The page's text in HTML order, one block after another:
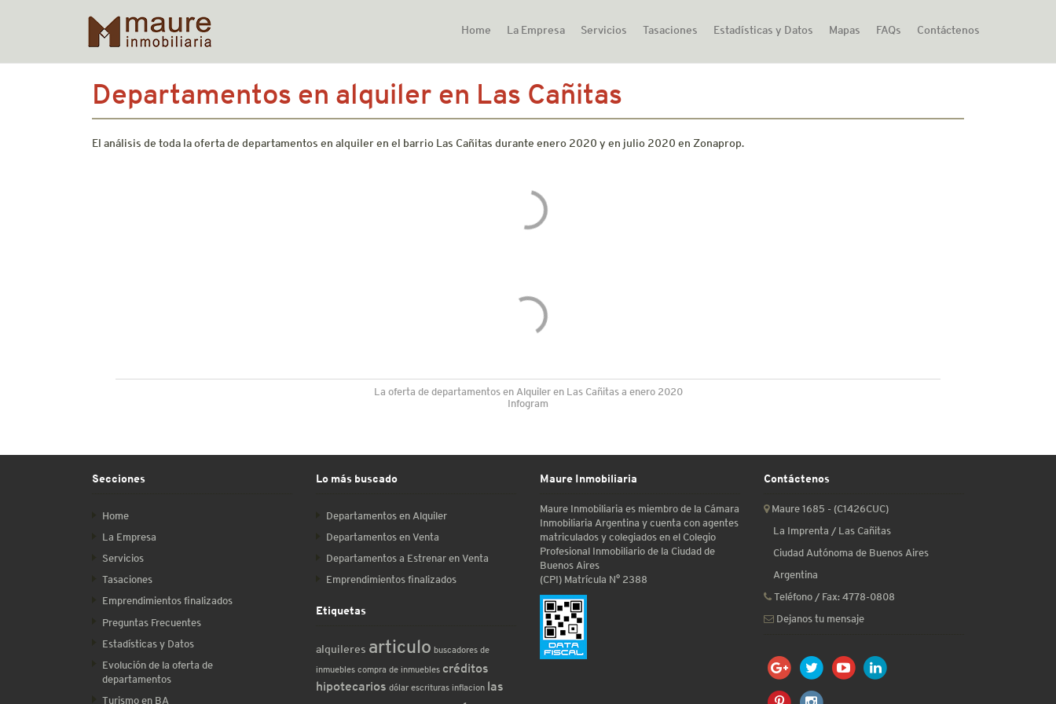
Home La Empresa Servicios Tasaciones Estadísticas y Datos Mapas FAQs Contáctenos
Departamentos en alquiler en Las Cañitas
El análisis de toda la oferta de departamentos en alquiler en el barrio Las Cañitas durante enero 2020 y en julio 2020 en Zonaprop.
La oferta de departamentos en Alquiler en Las Cañitas a enero 2020
Infogram
Secciones
Home
La Empresa
Servicios
Tasaciones
Emprendimientos finalizados
Preguntas Frecuentes
Estadísticas y Datos
Evolución de la oferta de
departamentos
Turismo en BA
Lo más buscado
Departamentos en Alquiler
Departamentos en Venta
Departamentos a Estrenar en Venta
Emprendimientos finalizados
Etiquetas
alquileres articulo buscadores de
inmuebles compra de inmuebles créditos
hipotecarios dólar escrituras inflacion las
Maure Inmobiliaria
Maure Inmobiliaria es miembro de la Cámara
Inmobiliaria Argentina y cuenta con agentes
matriculados y colegiados en el Colegio
Profesional Inmobiliario de la Ciudad de
Buenos Aires
(CPI) Matrícula N° 2388
Contáctenos
Maure 1685 - (C1426CUC)
La Imprenta / Las Cañitas
Ciudad Autónoma de Buenos Aires
Argentina
Teléfono / Fax:4778-0808
Dejanos tu mensaje